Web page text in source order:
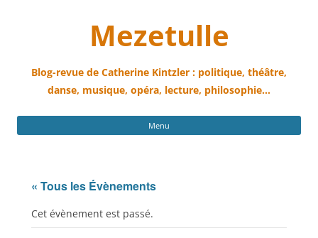
Mezetulle
Blog-revue de Catherine Kintzler : politique, théâtre,
danse, musique, opéra, lecture, philosophie…
Menu
« Tous les Évènements
Cet évènement est passé.